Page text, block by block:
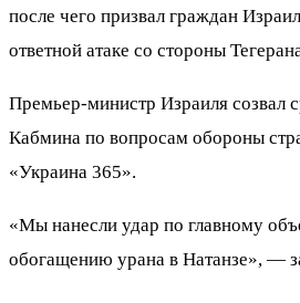
после чего призвал граждан
ответной атаке со стороны
Премьер-министр Израиля созвал
Кабмина по вопросам обороны
«Украина 365».
«Мы нанесли удар по главному
обогащению урана в Натанзе», —